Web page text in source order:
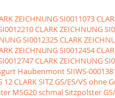
ZEICHNUNGSI0011073
CLARK ZEICHNUNG
SI0012325 CLARK
ZEICHNUNGSI0012454
CLARK ZEICHNUNG
HaubenmontSIIWS-
12 CLARK SITZ GS/ES/VS ohne
MSG20 schmalSitzpolster